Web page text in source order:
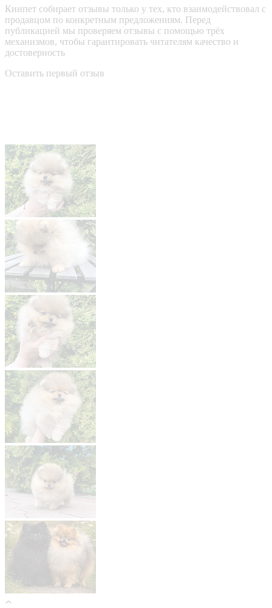
Кинпет собирает отзывы только у тех, кто взаимодействовал с
продавцом по конкретным предложениям. Перед
публикацией мы проверяем отзывы с помощью трёх
механизмов, чтобы гарантировать читателям качество и
достоверность
Оставить первый отзыв